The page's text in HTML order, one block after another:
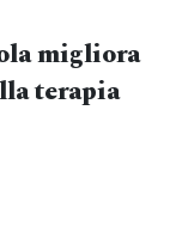
migliora
terapia